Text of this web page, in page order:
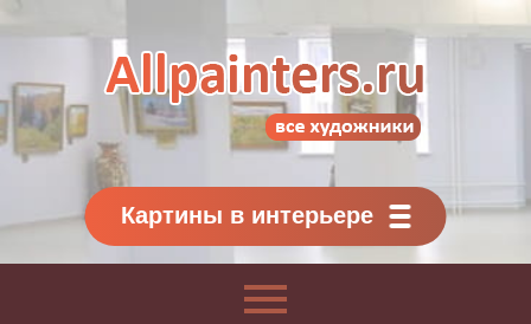
Картины классиков
и современников
Картины в интерьере